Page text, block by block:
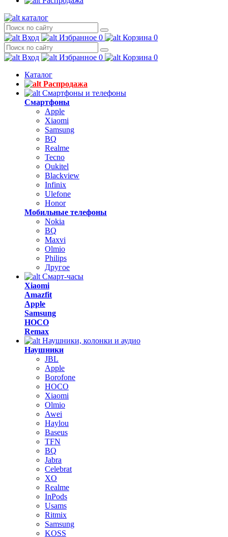
каталог
Вход Избранное 0 Корзина 0
Вход Избранное 0 Корзина 0
Каталог
Распродажа
Смартфоны и телефоны
Смартфоны
Apple
Xiaomi
Samsung
BQ
Realme
Tecno
Oukitel
Blackview
Infinix
Ulefone
Honor
Мобильные телефоны
Nokia
BQ
Maxvi
Olmio
Philips
Другое
Смарт-часы
Xiaomi
Amazfit
Apple
Samsung
HOCO
Remax
Наушники, колонки и аудио
Наушники
JBL
Apple
Borofone
HOCO
Xiaomi
Olmio
Awei
Haylou
Baseus
TFN
BQ
Jabra
Celebrat
XO
Realme
InPods
Usams
Ritmix
Samsung
KOSS